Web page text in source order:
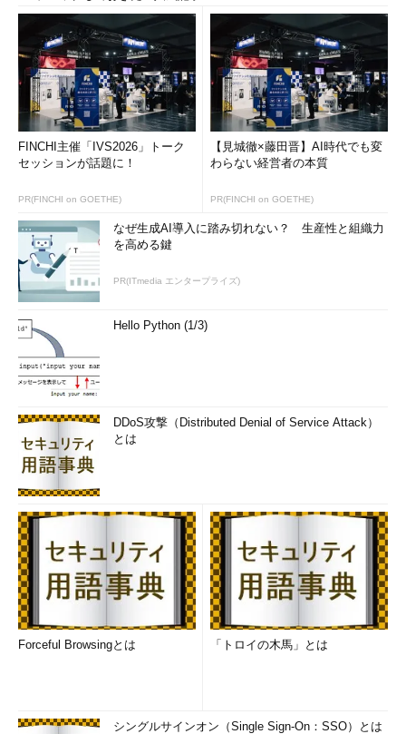
FINCHI主催「IVS2026」トーク
セッションが話題に！
PR(FINCHI on GOETHE)
【見城徹×藤田晋】AI時代でも変
わらない経営者の本質
PR(FINCHI on GOETHE)
なぜ生成AI導入に踏み切れない？ 生産性と組織力
を高める鍵
PR(ITmedia エンタープライズ)
Hello Python (1/3)
DDoS攻撃（Distributed Denial of Service Attack）
とは
Forceful Browsingとは 「トロイの木馬」とは
シングルサインオン（Single Sign-On：SSO）とは